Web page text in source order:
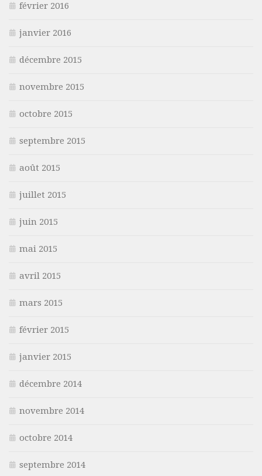
février 2016
janvier 2016
décembre 2015
novembre 2015
octobre 2015
septembre 2015
août 2015
juillet 2015
juin 2015
mai 2015
avril 2015
mars 2015
février 2015
janvier 2015
décembre 2014
novembre 2014
octobre 2014
septembre 2014